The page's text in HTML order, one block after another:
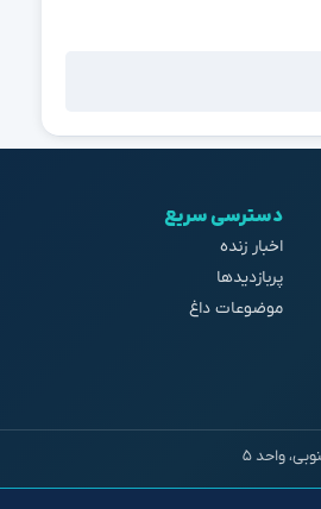
دسترسی سریع
اخبار زنده
پربازدیدها
موضوعات داغ